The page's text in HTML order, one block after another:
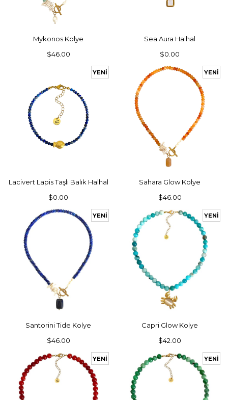
SEPETE EKLE
Mykonos Kolye
$46.00
SEPETE EKLE
Sea Aura Halhal
$0.00
SEPETE EKLE
Lacivert Lapis Taşlı Balık Halhal
$0.00
YENI
SEPETE EKLE
Sahara Glow Kolye
$46.00
YENI
SEPETE EKLE
Santorini Tide Kolye
$46.00
YENI
SEPETE EKLE
Capri Glow Kolye
$42.00
YENI
ÜRÜN
YENI
ÜRÜN
YENI
ÜRÜN